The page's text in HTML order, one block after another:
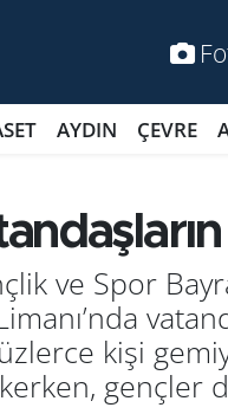
AYDIN ÇEVRE
ve Spor
kişi